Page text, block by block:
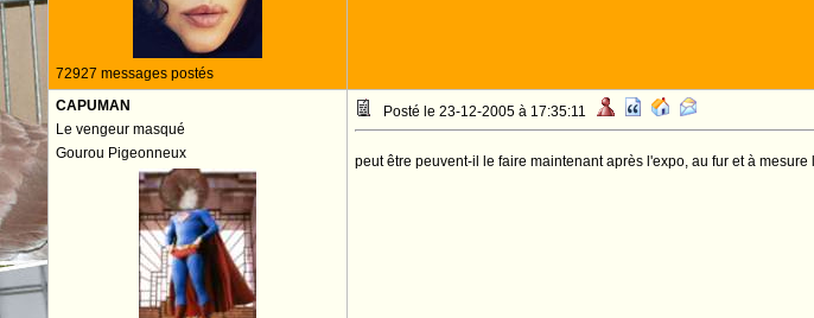
72927 messages postés
CAPUMAN
Le vengeur masqué
Gourou Pigeonneux
Posté le 23-12-2005 à 17:35:11
peut être peuvent-il le faire maintenant après l'expo, au fur et à